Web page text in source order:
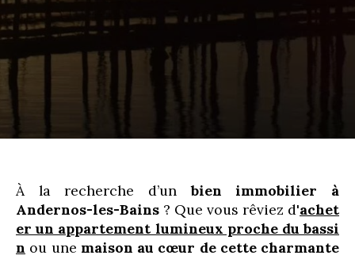
À la recherche d’unbien immobilier à
Andernos-les-Bains ? Que vous rêviez d'achet
er un appartement lumineux proche du bassi
n ou une maison au cœur de cette charmante